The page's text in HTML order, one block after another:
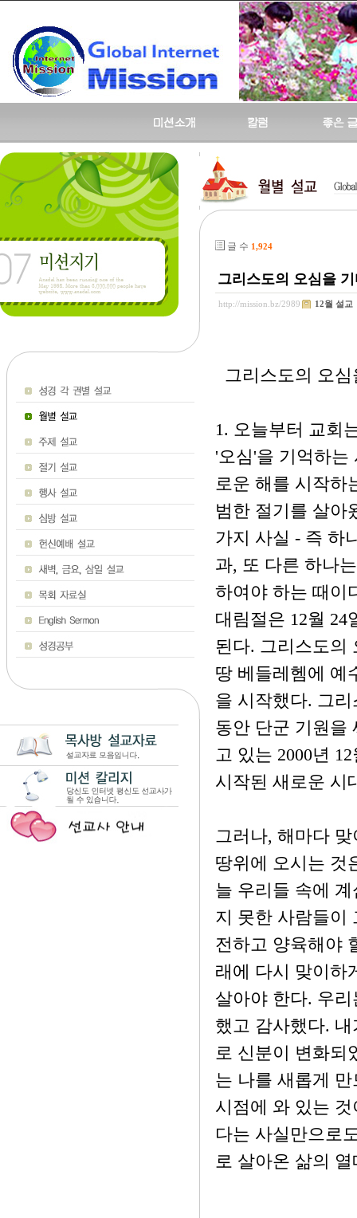
글 수 1,924
그리스도의 오심을
http://mission.bz/2989 12월 설교
그리스도의 오
1. 오늘부터 교회
'오심'을 기억하는
로운 해를 시작하
범한 절기를 살아
가지 사실 - 즉 하
과, 또 다른 하나
하여야 하는 때이
대림절은 12월 24
된다. 그리스도의
땅 베들레헴에 예
을 시작했다. 그
동안 단군 기원을
고 있는 2000년
시작된 새로운 시
그러나, 해마다
땅위에 오시는 것
늘 우리들 속에
지 못한 사람들이
전하고 양육해야
래에 다시 맞이하
살아야 한다. 우
했고 감사했다.
로 신분이 변화되
는 나를 새롭게
시점에 와 있는
다는 사실만으로
로 살아온 삶의